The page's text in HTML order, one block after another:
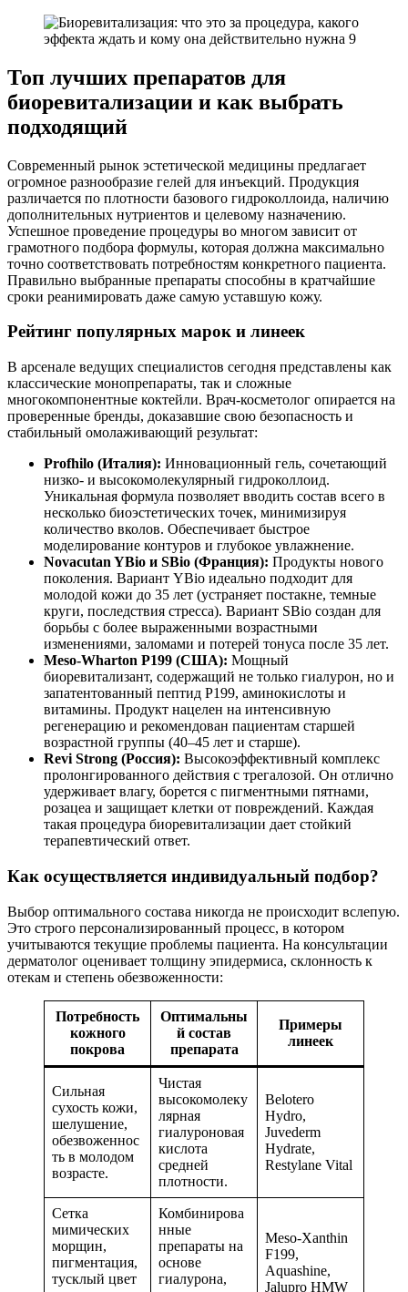
Топ лучших препаратов для
биоревитализации и как выбрать
подходящий
Современный рынок эстетической медицины предлагает
огромное разнообразие гелей для инъекций. Продукция
различается по плотности базового гидроколлоида, наличию
дополнительных нутриентов и целевому назначению.
Успешное проведение процедуры во многом зависит от
грамотного подбора формулы, которая должна максимально
точно соответствовать потребностям конкретного пациента.
Правильно выбранные препараты способны в кратчайшие
сроки реанимировать даже самую уставшую кожу.
Рейтинг популярных марок и линеек
В арсенале ведущих специалистов сегодня представлены как
классические монопрепараты, так и сложные
многокомпонентные коктейли. Врач-косметолог опирается на
проверенные бренды, доказавшие свою безопасность и
стабильный омолаживающий результат:
Profhilo (Италия): Инновационный гель, сочетающий
низко- и высокомолекулярный гидроколлоид.
Уникальная формула позволяет вводить состав всего в
несколько биоэстетических точек, минимизируя
количество вколов. Обеспечивает быстрое
моделирование контуров и глубокое увлажнение.
Novacutan YBio и SBio (Франция): Продукты нового
поколения. Вариант YBio идеально подходит для
молодой кожи до 35 лет (устраняет постакне, темные
круги, последствия стресса). Вариант SBio создан для
борьбы с более выраженными возрастными
изменениями, заломами и потерей тонуса после 35 лет.
Meso-Wharton P199 (США): Мощный
биоревитализант, содержащий не только гиалурон, но и
запатентованный пептид Р199, аминокислоты и
витамины. Продукт нацелен на интенсивную
регенерацию и рекомендован пациентам старшей
возрастной группы (40–45 лет и старше).
Revi Strong (Россия): Высокоэффективный комплекс
пролонгированного действия с трегалозой. Он отлично
удерживает влагу, борется с пигментными пятнами,
розацеа и защищает клетки от повреждений. Каждая
такая процедура биоревитализации дает стойкий
терапевтический ответ.
Как осуществляется индивидуальный подбор?
Выбор оптимального состава никогда не происходит вслепую.
Это строго персонализированный процесс, в котором
учитываются текущие проблемы пациента. На консультации
дерматолог оценивает толщину эпидермиса, склонность к
отекам и степень обезвоженности:
Потребность
кожного
покрова
Оптимальны
й состав
препарата
Примеры
линеек
Сильная
сухость кожи,
шелушение,
обезвоженнос
ть в молодом
возрасте.
Чистая
высокомолеку
лярная
гиалуроновая
кислота
средней
плотности.
Belotero
Hydro,
Juvederm
Hydrate,
Restylane Vital
Сетка
мимических
морщин,
пигментация,
тусклый цвет
Комбинирова
нные
препараты на
основе
гиалурона,
Meso-Xanthin
F199,
Aquashine,
Jalupro HMW